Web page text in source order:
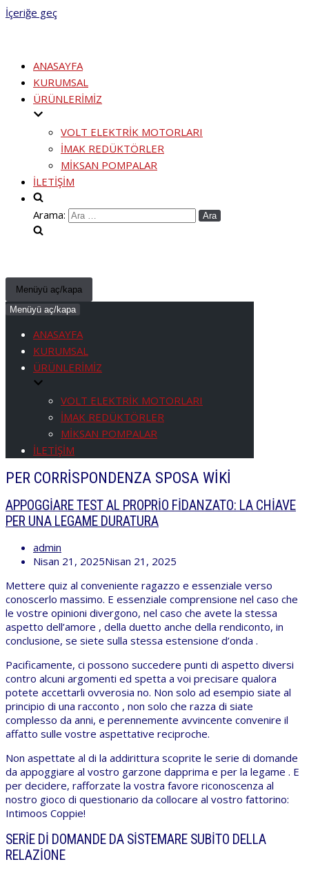
İçeriğe geç
ANASAYFA
KURUMSAL
ÜRÜNLERİMİZ
VOLT ELEKTRİK MOTORLARI
İMAK REDÜKTÖRLER
MİKSAN POMPALAR
İLETİŞİM
Arama:
Menüyü aç/kapa
Menüyü aç/kapa
ANASAYFA
KURUMSAL
ÜRÜNLERİMİZ
VOLT ELEKTRİK MOTORLARI
İMAK REDÜKTÖRLER
MİKSAN POMPALAR
İLETİŞİM
PER CORRISPONDENZA SPOSA WIKI
APPOGGIARE TEST AL PROPRIO FIDANZATO: LA CHIAVE
PER UNA LEGAME DURATURA
admin
Nisan 21, 2025Nisan 21, 2025
Mettere quiz al conveniente ragazzo e essenziale verso
conoscerlo massimo. E essenziale comprensione nel caso che
le vostre opinioni divergono, nel caso che avete la stessa
aspetto dell’amore , della duetto anche della rendiconto, in
conclusione, se siete sulla stessa estensione d’onda .
Pacificamente, ci possono succedere punti di aspetto diversi
contro alcuni argomenti ed spetta a voi precisare qualora
potete accettarli ovverosia no. Non solo ad esempio siate al
principio di una racconto , non solo che razza di siate
complesso da anni, e perennemente avvincente convenire il
affatto sulle vostre aspettative reciproche.
Non aspettate al di la addirittura scoprite le serie di domande
da appoggiare al vostro garzone dapprima e per la legame . E
per decidere, rafforzate la vostra favore riconoscenza al
nostro gioco di questionario da collocare al vostro fattorino:
Intimoos Coppie!
SERIE DI DOMANDE DA SISTEMARE SUBITO DELLA
RELAZIONE